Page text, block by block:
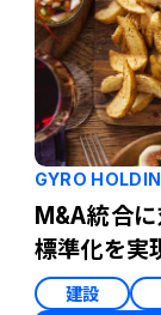
GYRO
M&A統合
標準化を実
建設